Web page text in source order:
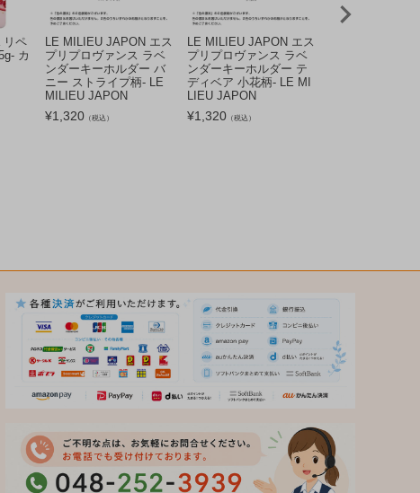
リペ
カ
LE MILIEU JAPON エス
プリプロヴァンス ラベ
ンダーキーホルダー バ
ニー ストライプ柄- LE
MILIEU JAPON
¥1,320 （税込）
LE MILIEU JAPON エス
プリプロヴァンス ラベ
ンダーキーホルダー テ
ディベア 小花柄- LE MI
LIEU JAPON
¥1,320 （税込）